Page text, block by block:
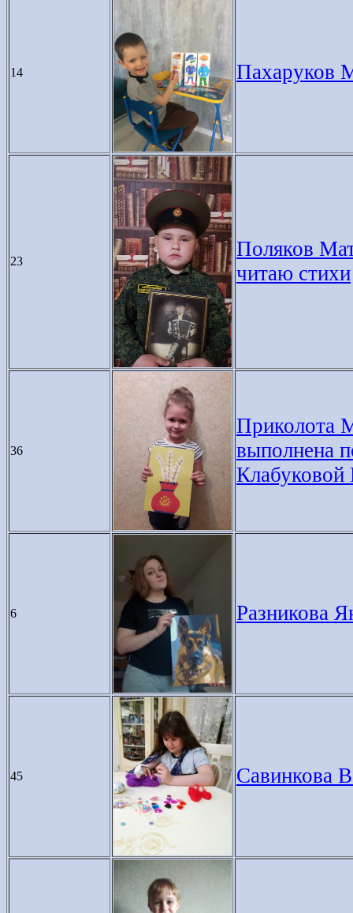
14 Пахаруков
23
Поляков
читаю стихи
36
Приколота
выполнена
Клабуковой
6 Разникова
45 Савинкова